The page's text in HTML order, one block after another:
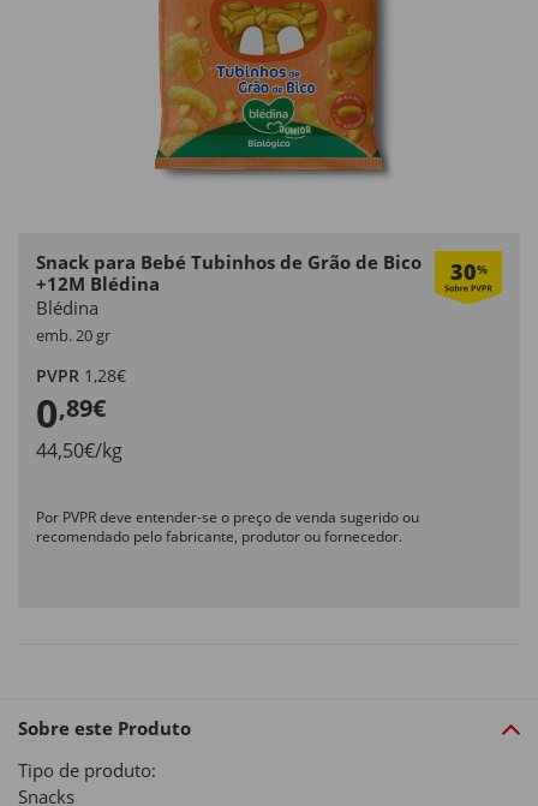
Snack para Bebé Tubinhos de Grão de Bico
+12M Blédina
30%
Blédina
emb. 20 gr
PVPR 1,28€
0,89€
44,50€/kg
Por PVPR deve entender-se o preço de venda sugerido ou
recomendado pelo fabricante, produtor ou fornecedor.
Sobre este Produto
Tipo de produto:
Snacks